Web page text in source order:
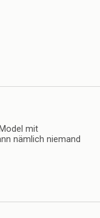
mit
nämlich niemand